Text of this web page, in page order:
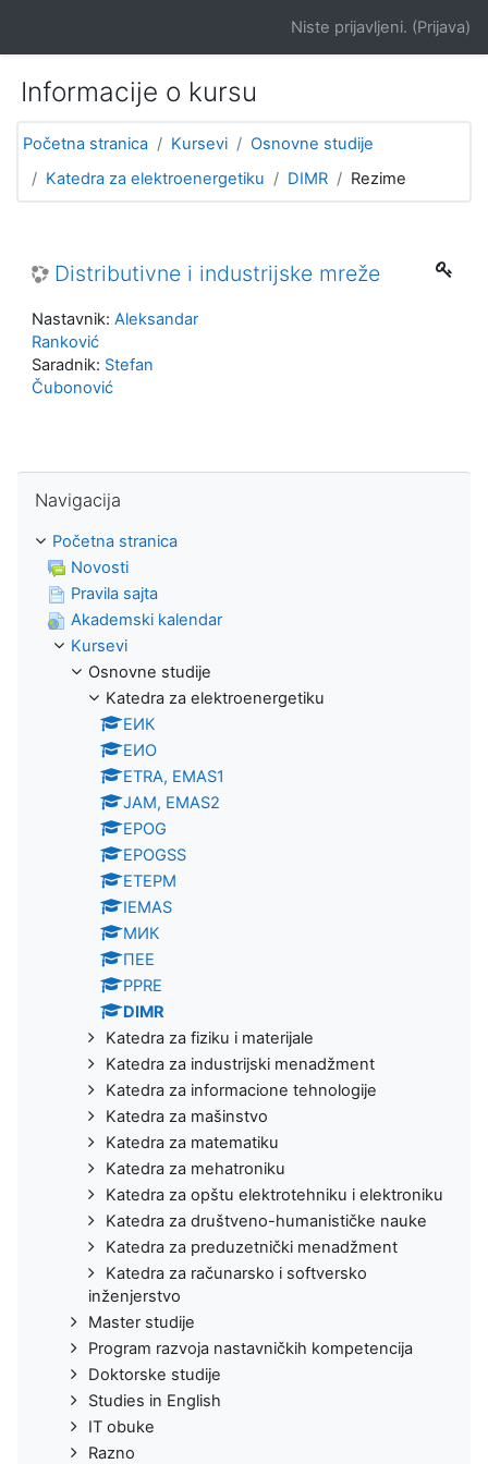
Niste prijavljeni. (Prijava)
Informacije o kursu
Početna stranica Kursevi
Osnovne studije
Katedra za elektroenergetiku
DIMR Rezime
Distributivne i industrijske mreže
Nastavnik: Aleksandar
Ranković
Saradnik: Stefan
Čubonović
Navigacija
Početna stranica
Novosti
Pravila sajta
Akademski kalendar
Kursevi
Osnovne studije
Katedra za elektroenergetiku
ЕИК
ЕИО
ETRA, EMAS1
JAM, EMAS2
EPOG
EPOGSS
ЕТЕРМ
IEMAS
МИК
ПЕЕ
PPRE
DIMR
Katedra za fiziku i materijale
Katedra za industrijski menadžment
Katedra za informacione tehnologije
Katedra za mašinstvo
Katedra za matematiku
Katedra za mehatroniku
Katedra za opštu elektrotehniku i elektroniku
Katedra za društveno-humanističke nauke
Katedra za preduzetnički menadžment
Katedra za računarsko i softversko
inženjerstvo
Master studije
Program razvoja nastavničkih kompetencija
Doktorske studije
Studies in English
IT obuke
Razno